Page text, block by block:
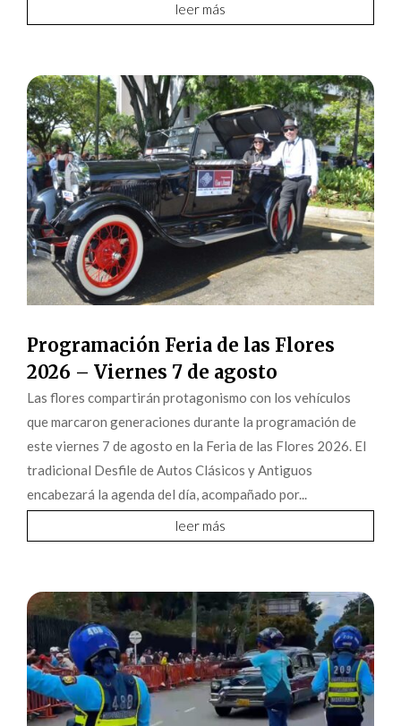
leer más
Programación Feria de las Flores
2026 – Viernes 7 de agosto
Las flores compartirán protagonismo con los vehículos
que marcaron generaciones durante la programación de
este viernes 7 de agosto en la Feria de las Flores 2026. El
tradicional Desfile de Autos Clásicos y Antiguos
encabezará la agenda del día, acompañado por...
leer más